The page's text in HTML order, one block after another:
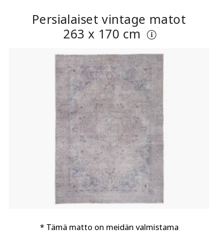
Persialaiset vintage matot
263 x 170 cm
* Tämä matto on meidän valmistama